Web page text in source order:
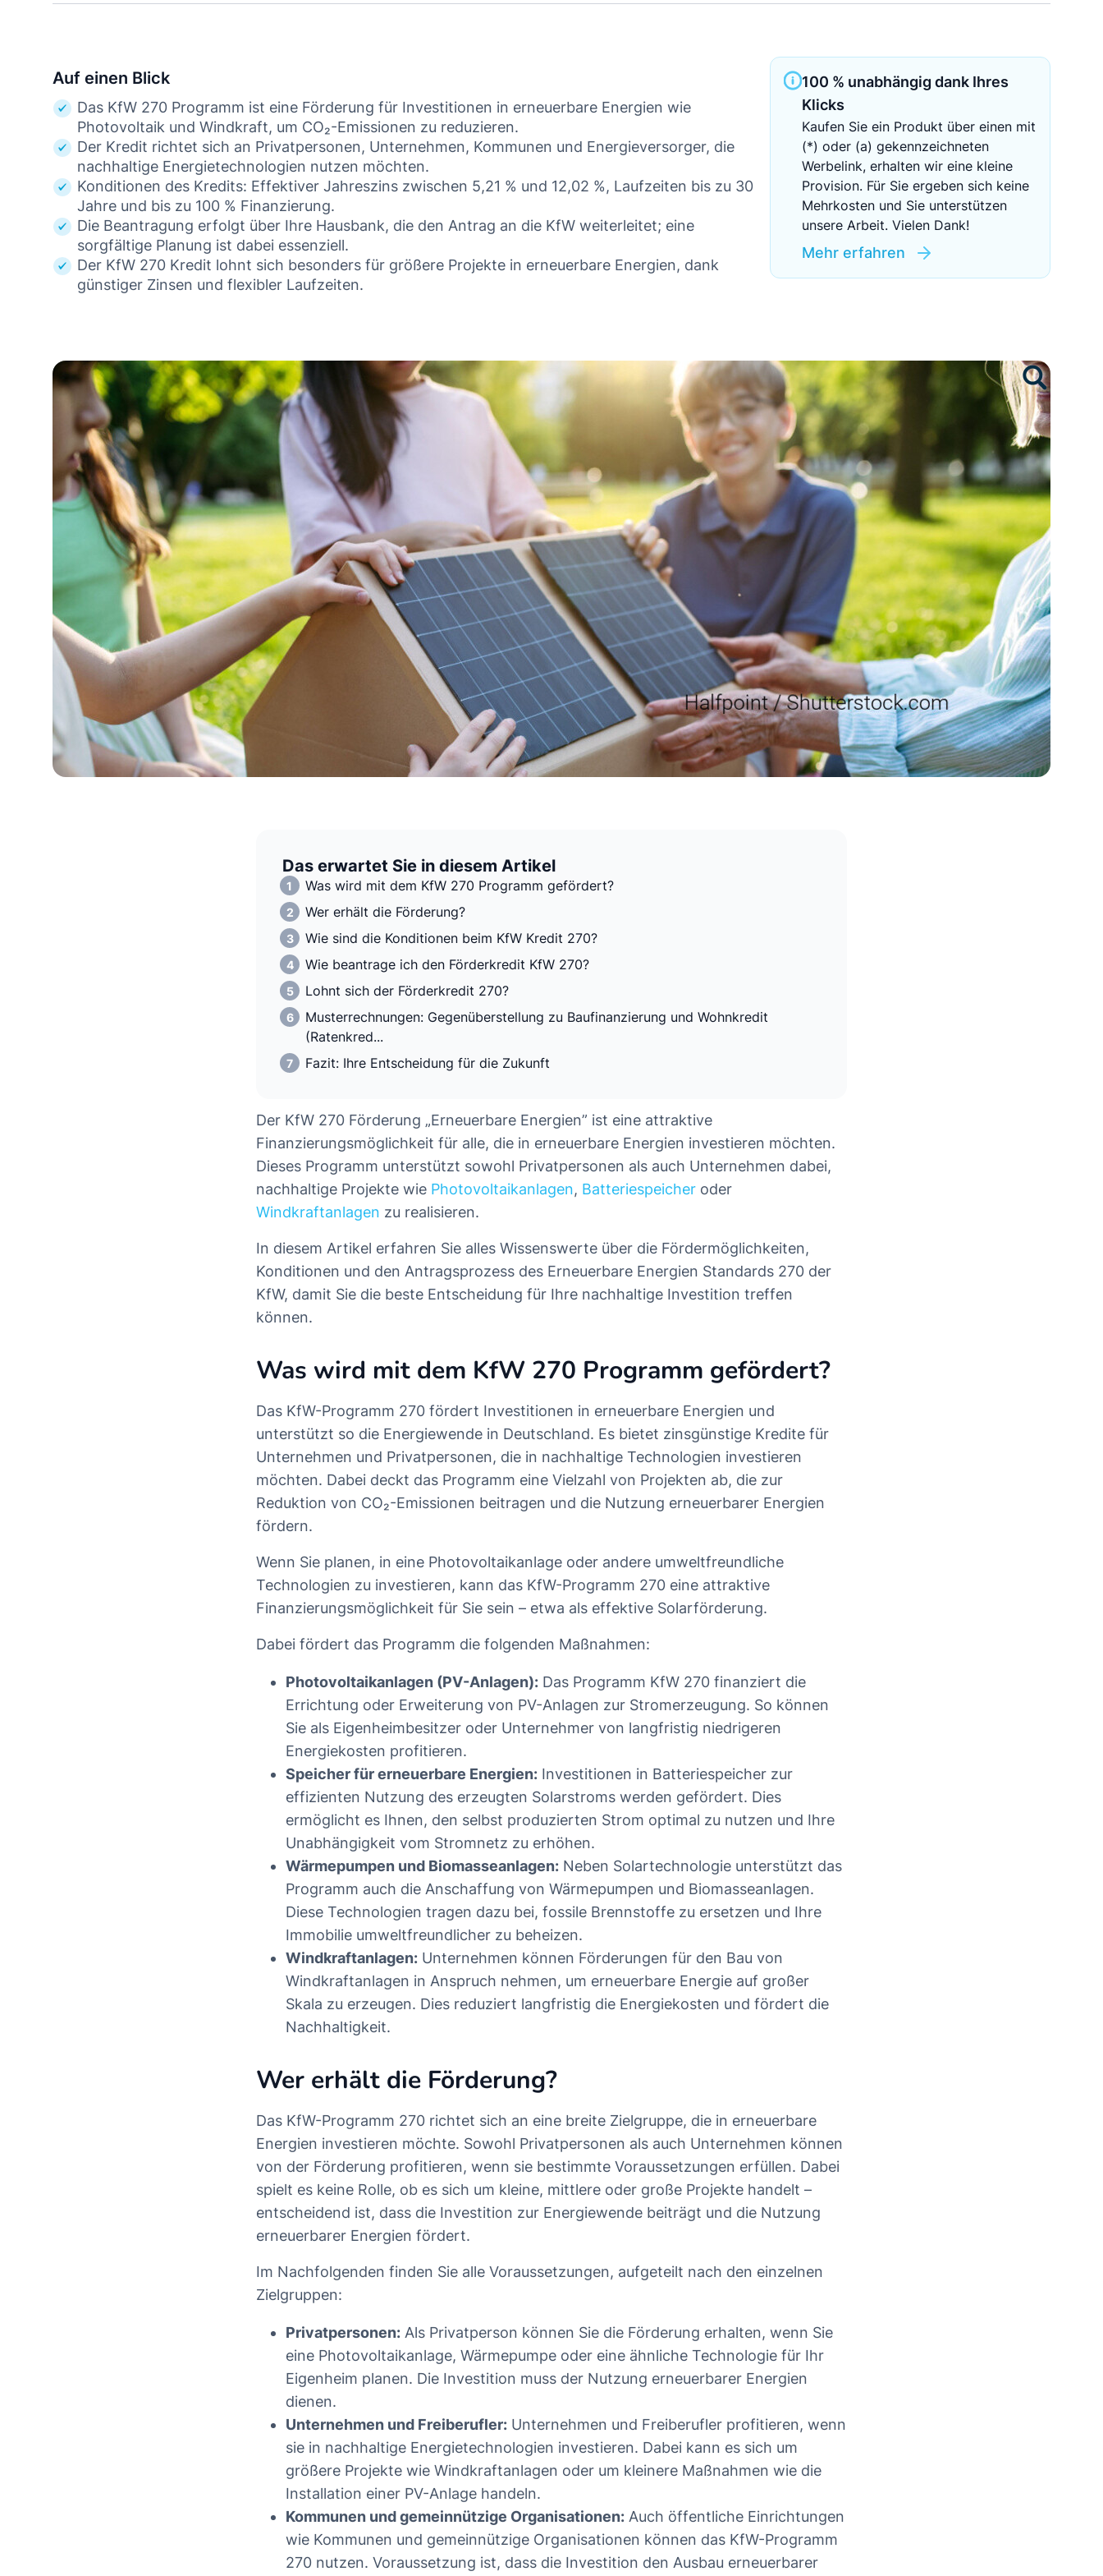
EZB-Leitzins
Auf einen Blick
Das KfW 270 Programm ist eine Förderung für Investitionen in erneuerbare Energien wie
Photovoltaik und Windkraft, um CO₂-Emissionen zu reduzieren.
Der Kredit richtet sich an Privatpersonen, Unternehmen, Kommunen und Energieversorger, die
nachhaltige Energietechnologien nutzen möchten.
Konditionen des Kredits: Effektiver Jahreszins zwischen 5,21 % und 12,02 %, Laufzeiten bis zu 30
Jahre und bis zu 100 % Finanzierung.
Die Beantragung erfolgt über Ihre Hausbank, die den Antrag an die KfW weiterleitet; eine
sorgfältige Planung ist dabei essenziell.
Der KfW 270 Kredit lohnt sich besonders für größere Projekte in erneuerbare Energien, dank
günstiger Zinsen und flexibler Laufzeiten.
100 % unabhängig dank Ihres
Klicks
Kaufen Sie ein Produkt über einen mit
(*) oder (a) gekennzeichneten
Werbelink, erhalten wir eine kleine
Provision. Für Sie ergeben sich keine
Mehrkosten und Sie unterstützen
unsere Arbeit. Vielen Dank!
Mehr erfahren
Das erwartet Sie in diesem Artikel
Was wird mit dem KfW 270 Programm gefördert?
Wer erhält die Förderung?
Wie sind die Konditionen beim KfW Kredit 270?
Wie beantrage ich den Förderkredit KfW 270?
Lohnt sich der Förderkredit 270?
Musterrechnungen: Gegenüberstellung zu Baufinanzierung und Wohnkredit
(Ratenkred...
Fazit: Ihre Entscheidung für die Zukunft
Der KfW 270 Förderung „Erneuerbare Energien” ist eine attraktive
Finanzierungsmöglichkeit für alle, die in erneuerbare Energien investieren möchten.
Dieses Programm unterstützt sowohl Privatpersonen als auch Unternehmen dabei,
nachhaltige Projekte wie Photovoltaikanlagen, Batteriespeicher oder
Windkraftanlagen zu realisieren.
In diesem Artikel erfahren Sie alles Wissenswerte über die Fördermöglichkeiten,
Konditionen und den Antragsprozess des Erneuerbare Energien Standards 270 der
KfW, damit Sie die beste Entscheidung für Ihre nachhaltige Investition treffen
können.
Was wird mit dem KfW 270 Programm gefördert?
Das KfW-Programm 270 fördert Investitionen in erneuerbare Energien und
unterstützt so die Energiewende in Deutschland. Es bietet zinsgünstige Kredite für
Unternehmen und Privatpersonen, die in nachhaltige Technologien investieren
möchten. Dabei deckt das Programm eine Vielzahl von Projekten ab, die zur
Reduktion von CO₂-Emissionen beitragen und die Nutzung erneuerbarer Energien
fördern.
Wenn Sie planen, in eine Photovoltaikanlage oder andere umweltfreundliche
Technologien zu investieren, kann das KfW-Programm 270 eine attraktive
Finanzierungsmöglichkeit für Sie sein – etwa als effektive Solarförderung.
Dabei fördert das Programm die folgenden Maßnahmen:
Photovoltaikanlagen (PV-Anlagen): Das Programm KfW 270 finanziert die
Errichtung oder Erweiterung von PV-Anlagen zur Stromerzeugung. So können
Sie als Eigenheimbesitzer oder Unternehmer von langfristig niedrigeren
Energiekosten profitieren.
Speicher für erneuerbare Energien: Investitionen in Batteriespeicher zur
effizienten Nutzung des erzeugten Solarstroms werden gefördert. Dies
ermöglicht es Ihnen, den selbst produzierten Strom optimal zu nutzen und Ihre
Unabhängigkeit vom Stromnetz zu erhöhen.
Wärmepumpen und Biomasseanlagen: Neben Solartechnologie unterstützt das
Programm auch die Anschaffung von Wärmepumpen und Biomasseanlagen.
Diese Technologien tragen dazu bei, fossile Brennstoffe zu ersetzen und Ihre
Immobilie umweltfreundlicher zu beheizen.
Windkraftanlagen: Unternehmen können Förderungen für den Bau von
Windkraftanlagen in Anspruch nehmen, um erneuerbare Energie auf großer
Skala zu erzeugen. Dies reduziert langfristig die Energiekosten und fördert die
Nachhaltigkeit.
Wer erhält die Förderung?
Das KfW-Programm 270 richtet sich an eine breite Zielgruppe, die in erneuerbare
Energien investieren möchte. Sowohl Privatpersonen als auch Unternehmen können
von der Förderung profitieren, wenn sie bestimmte Voraussetzungen erfüllen. Dabei
spielt es keine Rolle, ob es sich um kleine, mittlere oder große Projekte handelt –
entscheidend ist, dass die Investition zur Energiewende beiträgt und die Nutzung
erneuerbarer Energien fördert.
Im Nachfolgenden finden Sie alle Voraussetzungen, aufgeteilt nach den einzelnen
Zielgruppen:
Privatpersonen: Als Privatperson können Sie die Förderung erhalten, wenn Sie
eine Photovoltaikanlage, Wärmepumpe oder eine ähnliche Technologie für Ihr
Eigenheim planen. Die Investition muss der Nutzung erneuerbarer Energien
dienen.
Unternehmen und Freiberufler: Unternehmen und Freiberufler profitieren, wenn
sie in nachhaltige Energietechnologien investieren. Dabei kann es sich um
größere Projekte wie Windkraftanlagen oder um kleinere Maßnahmen wie die
Installation einer PV-Anlage handeln.
Kommunen und gemeinnützige Organisationen: Auch öffentliche Einrichtungen
wie Kommunen und gemeinnützige Organisationen können das KfW-Programm
270 nutzen. Voraussetzung ist, dass die Investition den Ausbau erneuerbarer